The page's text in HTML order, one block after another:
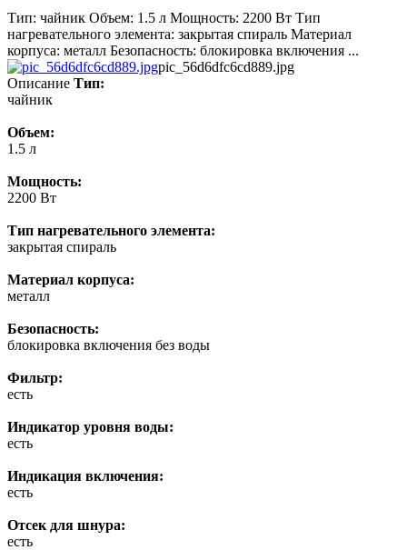
Тип: чайник Объем: 1.5 л Мощность: 2200 Вт Тип
нагревательного элемента: закрытая спираль Материал
корпуса: металл Безопасность: блокировка включения ...
pic_56d6dfc6cd889.jpg
Описание Тип:
чайник
Объем:
1.5 л
Мощность:
2200 Вт
Тип нагревательного элемента:
закрытая спираль
Материал корпуса:
металл
Безопасность:
блокировка включения без воды
Фильтр:
есть
Индикатор уровня воды:
есть
Индикация включения:
есть
Отсек для шнура:
есть